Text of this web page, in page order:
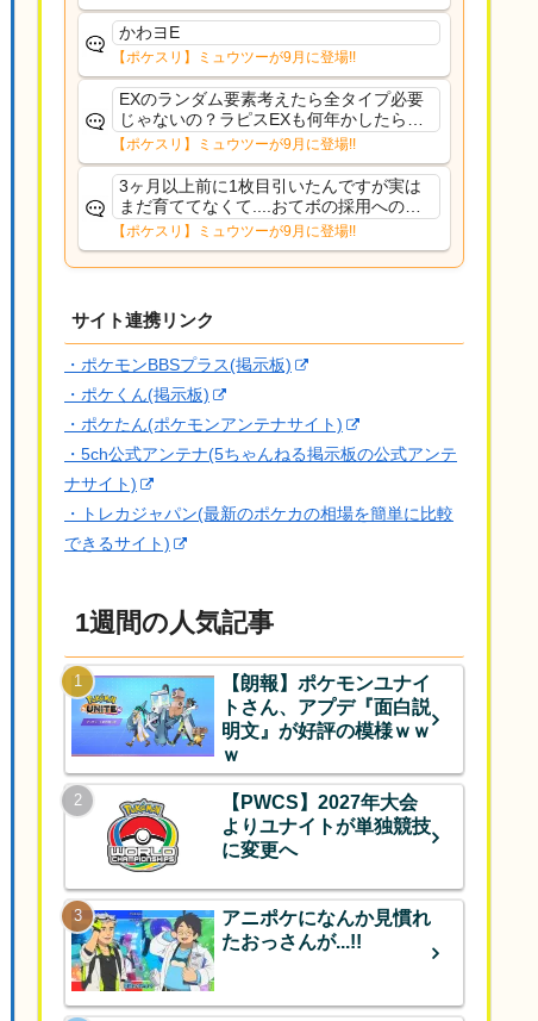
かわヨE
【ポケスリ】ミュウツーが9月に登場!!
EXのランダム要素考えたら全タイプ必要
じゃないの？ラピスEXも何年かしたら来
るだろうし後から厳選したい育てたいっ
て思ってもどうにもならないのがこのゲ
ームだしな
【ポケスリ】ミュウツーが9月に登場!!
3ヶ月以上前に1枚目引いたんですが実は
まだ育ててなくて....おてボの採用への影
響は勉強になります。ありがとうござい
ますオイルはだいぶ強めのABBレントラ
ーいて芋の方が不安なんで1枚目にしよう
【ポケスリ】ミュウツーが9月に登場!!
サイト連携リンク
・ポケモンBBSプラス(掲示板)
・ポケくん(掲示板)
・ポケたん(ポケモンアンテナサイト)
・5ch公式アンテナ(5ちゃんねる掲示板の公式アンテ
ナサイト)
・トレカジャパン(最新のポケカの相場を簡単に比較
できるサイト)
1週間の人気記事
【朗報】ポケモンユナイ
トさん、アプデ『面白説
明文』が好評の模様ｗｗ
ｗ
【PWCS】2027年大会
よりユナイトが単独競技
に変更へ
アニポケになんか見慣れ
たおっさんが...!!